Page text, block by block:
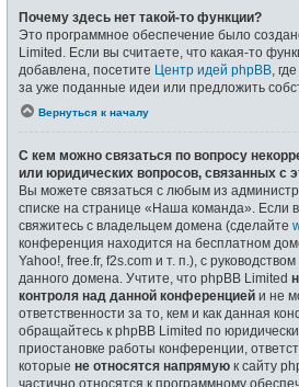
Почему здесь нет такой-то функции?
Это программное обеспечение было
Limited. Если вы считаете, что какая-то
добавлена, посетите Центр идей phpBB ,
за уже поданные идеи или предложить
Вернуться к началу
С кем можно связаться по вопросу
или юридических вопросов, связанных с
Вы можете связаться с любым из
списке на странице «Наша команда». Если
свяжитесь с владельцем домена (сделайте
конференция находится на бесплатном
Yahoo!, free.fr, f2s.com и т. п.), с
данного домена. Учтите, что phpBB Limited
контроля над данной конференцией и не
ответственности за то, кем и как данная
обращайтесь к phpBB Limited по
приостановке работы конференции,
которые не относятся напрямую к сайту
частично относятся к программному